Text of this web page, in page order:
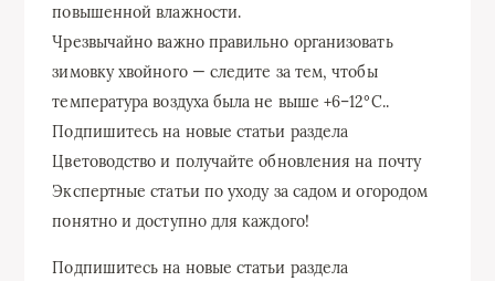
повышенной влажности.
Чрезвычайно важно правильно организовать
зимовку хвойного — следите за тем, чтобы
температура воздуха была не выше +6–12°C..
Подпишитесь на новые статьи раздела
Цветоводство и получайте обновления на почту
Экспертные статьи по уходу за садом и огородом
понятно и доступно для каждого!
Подпишитесь на новые статьи раздела